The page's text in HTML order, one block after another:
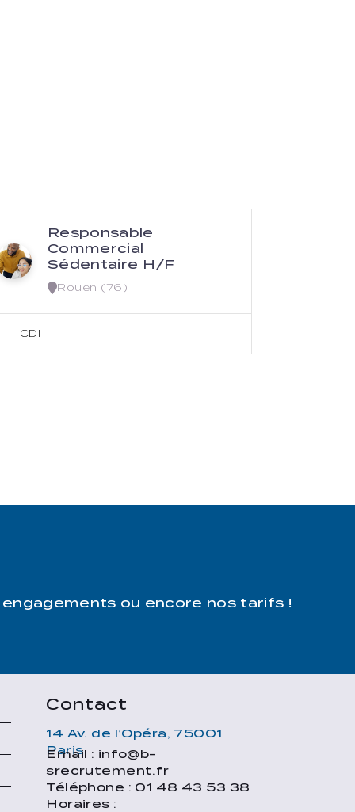
Responsable
Commercial
Sédentaire H/F
Rouen (76)
CDI
ou encore nos tarifs !
Contact
14 Av. de l’Opéra, 75001
Paris
Email : info@b-
srecrutement.fr
Téléphone : 01 48 43 53 38
Horaires :